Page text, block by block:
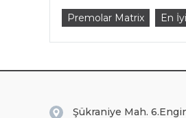
Premolar Matrix En
Şükraniye Mah.